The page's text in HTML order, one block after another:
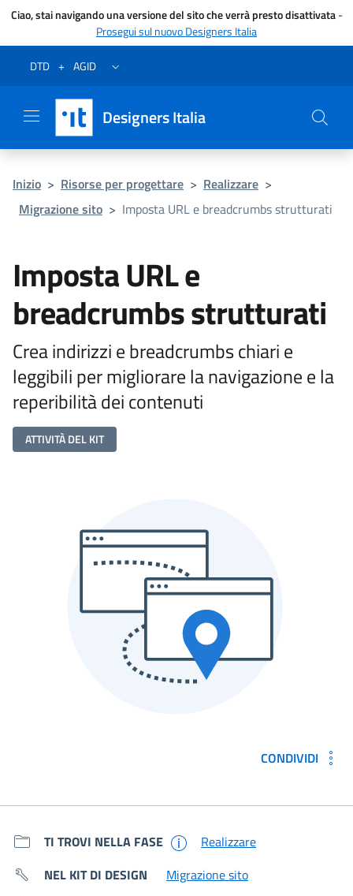
Ciao, stai navigando una versione del sito che verrà presto disattivata-
Prosegui sul nuovo Designers Italia
Vai al menu
Vai al contenuto
Questa pagina è stata utile?
Vai al piede
Dichiarazione di accessibilità (link esterno su sito AgID)
DTD + AGID Apri/chiudi menu secondario
Designers Italia
Inizio > Risorse per progettare > Realizzare >
Migrazione sito > Imposta URL e breadcrumbs strutturati
Imposta URL e
breadcrumbs strutturati
Crea indirizzi e breadcrumbs chiari e
leggibili per migliorare la navigazione e la
reperibilità dei contenuti
ATTIVITÀ DEL KIT
CONDIVIDI
TI TROVI NELLA FASE
Realizzare
NEL KIT DI DESIGN
Migrazione sito